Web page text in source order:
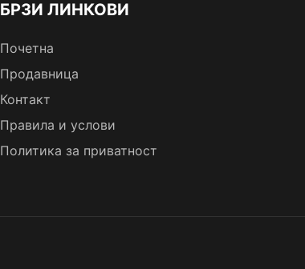
БРЗИ ЛИНКОВИ
Почетна
Продавница
Контакт
Правила и услови
Политика за приватност